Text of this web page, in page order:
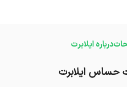
درباره ایلابرت
حساس ایلابرت